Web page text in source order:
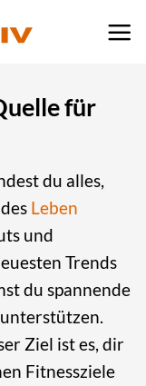
für
du alles,
Leben
und
Trends
du spannende
Ziel ist es, dir
Fitnessziele